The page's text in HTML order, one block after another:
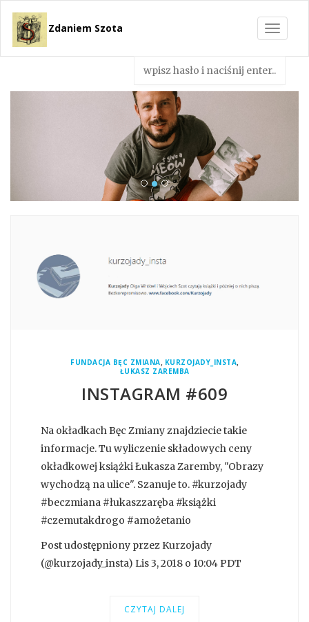
Toggle
Zdaniem Szota
FUNDACJA BĘC ZMIANA, KURZOJADY_INSTA,
ŁUKASZ ZAREMBA
INSTAGRAM #609
Na okładkach Bęc Zmiany znajdziecie takie
informacje. Tu wyliczenie składowych ceny
okładkowej książki Łukasza Zaremby, "Obrazy
wychodzą na ulice". Szanuje to. #kurzojady
#beczmiana #łukaszzaręba #książki
#czemutakdrogo #amożetanio
Post udostępniony przez Kurzojady
(@kurzojady_insta) Lis 3, 2018 o 10:04 PDT
CZYTAJ DALEJ